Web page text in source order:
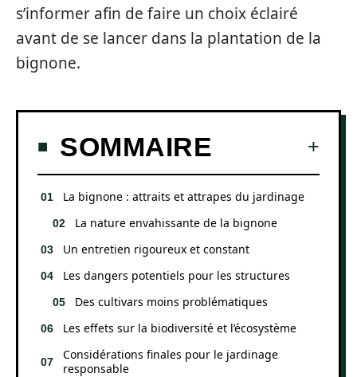
s’informer afin de faire un choix éclairé
avant de se lancer dans la plantation de la
bignone.
SOMMAIRE
La bignone : attraits et attrapes du jardinage
La nature envahissante de la bignone
Un entretien rigoureux et constant
Les dangers potentiels pour les structures
Des cultivars moins problématiques
Les effets sur la biodiversité et l’écosystème
Considérations finales pour le jardinage
responsable